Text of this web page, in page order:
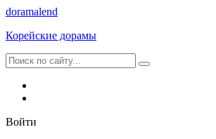
doramalend
Корейские дорамы
Войти